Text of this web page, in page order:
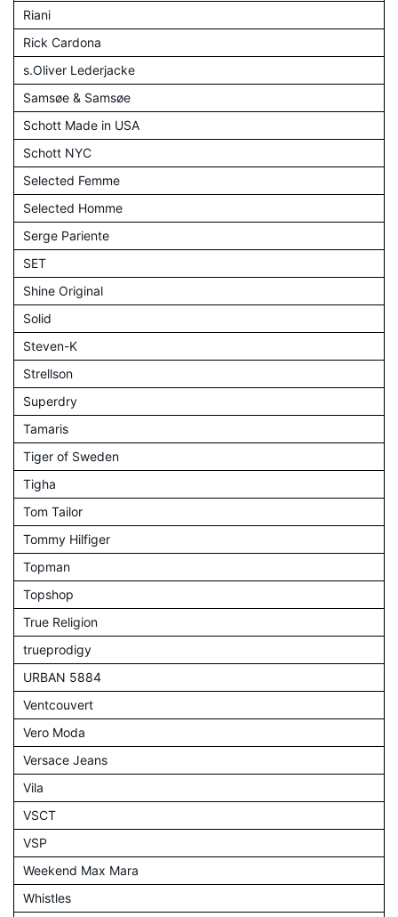
Riani
Rick Cardona
s.Oliver Lederjacke
Samsøe & Samsøe
Schott Made in USA
Schott NYC
Selected Femme
Selected Homme
Serge Pariente
SET
Shine Original
Solid
Steven-K
Strellson
Superdry
Tamaris
Tiger of Sweden
Tigha
Tom Tailor
Tommy Hilfiger
Topman
Topshop
True Religion
trueprodigy
URBAN 5884
Ventcouvert
Vero Moda
Versace Jeans
Vila
VSCT
VSP
Weekend Max Mara
Whistles